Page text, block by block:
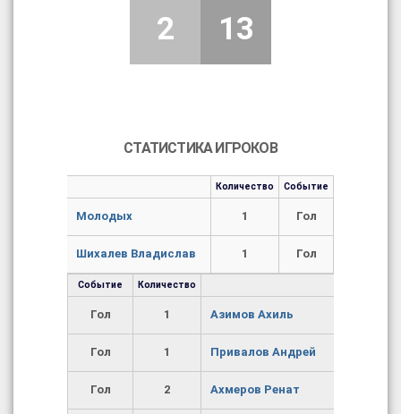
2 13
СТАТИСТИКА ИГРОКОВ
Количество Событие
Молодых 1 Гол
Шихалев Владислав 1 Гол
Событие Количество
Гол 1 Азимов Ахиль
Гол 1 Привалов Андрей
Гол 2 Ахмеров Ренат